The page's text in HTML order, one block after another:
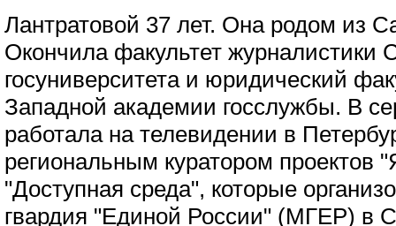
Лантратовой 37 лет. Она родом из
Окончила факультет журналистики
госуниверситета и юридический
Западной академии госслужбы. В
работала на телевидении в
региональным куратором проектов
"Доступная среда", которые
гвардия "Единой России" (МГЕР) в